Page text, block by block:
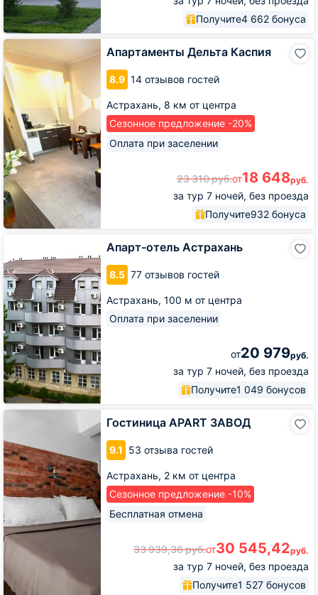
Получите4 662 бонуса
Апартаменты Дельта Каспия
8.9 14 отзывов гостей
Астрахань, 8 км от центра
Сезонное предложение -20%
Оплата при заселении
23 310руб.от18 648руб.
за тур 7 ночей, без проезда
Получите932 бонуса
Апартаменты
Дельта
Каспия
Апарт-отель Астрахань
8.5 77 отзывов гостей
Астрахань, 100 м от центра
Оплата при заселении
от20 979руб.
за тур 7 ночей, без проезда
Получите1 049 бонусов
Астрахань
Гостиница APART ЗАВОД
9.1 53 отзыва гостей
Астрахань, 2 км от центра
Сезонное предложение -10%
Бесплатная отмена
33 939,36руб.от30 545,42руб.
за тур 7 ночей, без проезда
Получите1 527 бонусов
Гостиница
ЗАВОД